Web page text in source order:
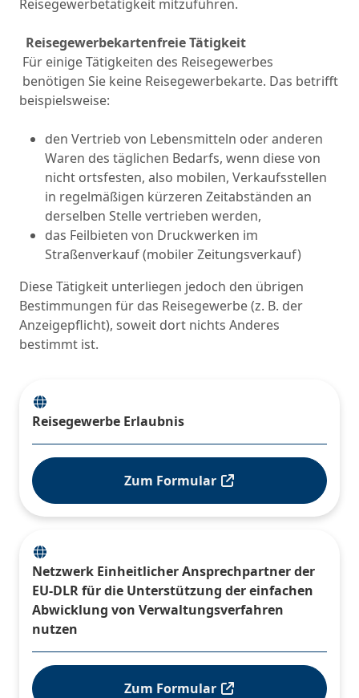
Reisegewerbe Erlaubnis
Zum Formular
Netzwerk Einheitlicher Ansprechpartner der
EU-DLR für die Unterstützung der einfachen
Abwicklung von Verwaltungsverfahren
nutzen
Zum Formular
Reisegewerbetätigkeit mitzuführen.
Reisegewerbekartenfreie Tätigkeit
Für einige Tätigkeiten des Reisegewerbes
benötigen Sie keine Reisegewerbekarte. Das betrifft
beispielsweise:
den Vertrieb von Lebensmitteln oder anderen
Waren des täglichen Bedarfs, wenn diese von
nicht ortsfesten, also mobilen, Verkaufsstellen
in regelmäßigen kürzeren Zeitabständen an
derselben Stelle vertrieben werden,
das Feilbieten von Druckwerken im
Straßenverkauf (mobiler Zeitungsverkauf)
Diese Tätigkeit unterliegen jedoch den übrigen
Bestimmungen für das Reisegewerbe (z. B. der
Anzeigepflicht), soweit dort nichts Anderes
bestimmt ist.